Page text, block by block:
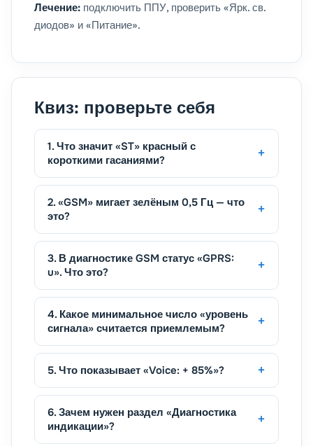
Лечение: подключить ППУ, проверить «Ярк. св.
диодов» и «Питание».
Квиз: проверьте себя
1. Что значит «ST» красный с
короткими гасаниями?
2. «GSM» мигает зелёным 0,5 Гц — что
это?
3. В диагностике GSM статус «GPRS:
u». Что это?
4. Какое минимальное число «уровень
сигнала» считается приемлемым?
5. Что показывает «Voice: + 85%»?
6. Зачем нужен раздел «Диагностика
индикации»?